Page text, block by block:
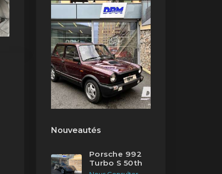
Nouveautés
Porsche 992
Turbo S 50th